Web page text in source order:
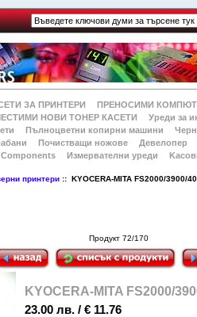
ЗА ПРИНТЕРИ ПРЕНОСИМИ
НОВИ ТОНЕР КАСЕТИ Уреди за
Пълноцветни копирни машини
Почистващи ножове Девелопер
Измервателни уреди
принтери :: KYOCERA-MITA FS2000/3900/
Продукт 72/170
KYOCERA-MITA FS2000/
23.00 лв. / € 11.76